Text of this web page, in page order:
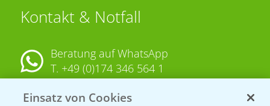
Kontakt & Notfall
Beratung auf WhatsApp
T. +49 (0)174 346 564 1
KONTAKT
Einsatz von Cookies